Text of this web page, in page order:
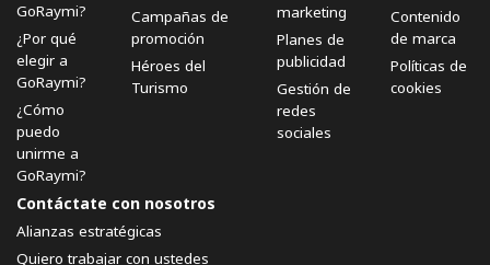
GoRaymi?
¿Por qué
elegir a
GoRaymi?
¿Cómo
puedo
unirme a
GoRaymi?
Campañas de
promoción
Héroes del
Turismo
marketing
Planes de
publicidad
Gestión de
redes
sociales
Contenido
de marca
Políticas de
cookies
Contáctate con nosotros
Alianzas estratégicas
Quiero trabajar con ustedes